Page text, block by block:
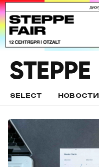
SELECT НОВОСТИ